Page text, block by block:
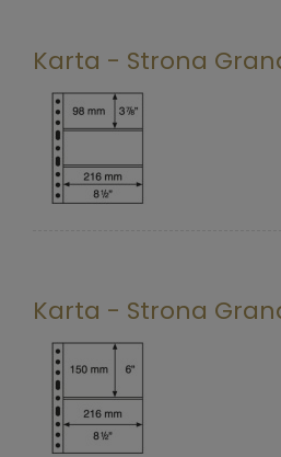
Karta - Strona
Karta - Strona